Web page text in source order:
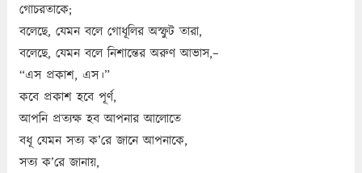
গোচরতাকে;
বলেছে, যেমন বলে গোধূলির অস্ফুট তারা,
বলেছে, যেমন বলে নিশান্তের অরুণ আভাস,–
“এস প্রকাশ, এস।”
কবে প্রকাশ হবে পূর্ণ,
আপনি প্রত্যক্ষ হব আপনার আলোতে
বধূ যেমন সত্য ক’রে জানে আপনাকে,
সত্য ক’রে জানায়,